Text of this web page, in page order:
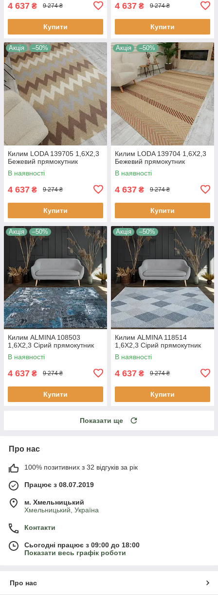
4 637 ₴ 9 274 ₴
Купити
4 637 ₴ 9 274 ₴
Купити
Акція –50%
Килим LODA 139705 1,6Х2,3
Бежевий прямокутник
В наявності
4 637 ₴ 9 274 ₴
Купити
Акція –50%
Килим LODA 139704 1,6Х2,3
Бежевий прямокутник
В наявності
4 637 ₴ 9 274 ₴
Купити
Акція –50%
Килим ALMINA 108503
1,6Х2,3 Сірий прямокутник
В наявності
4 637 ₴ 9 274 ₴
Купити
Акція –50%
Килим ALMINA 118514
1,6Х2,3 Сірий прямокутник
В наявності
4 637 ₴ 9 274 ₴
Купити
Показати ще
Про нас
100% позитивних з 32 відгуків за рік
Працює з 08.07.2019
м. Хмельницький
Хмельницький, Україна
Контакти
Сьогодні працює з 09:00 до 18:00
Показати весь графік роботи
Про нас